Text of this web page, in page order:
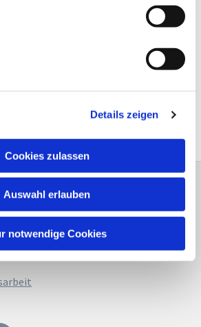
Details zeigen
Cookies zulassen
Auswahl erlauben
notwendige Cookies
die Karte, um direkt zu den kirchlichen
in